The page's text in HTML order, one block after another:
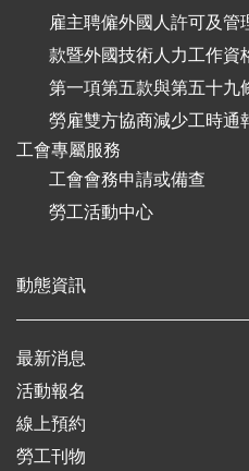
雇主聘僱外國人許可及管
款暨外國技術人力工作資
第一項第五款與第五十九
勞雇雙方協商減少工時通
工會專屬服務
工會會務申請或備查
勞工活動中心
動態資訊
最新消息
活動報名
線上預約
勞工刊物